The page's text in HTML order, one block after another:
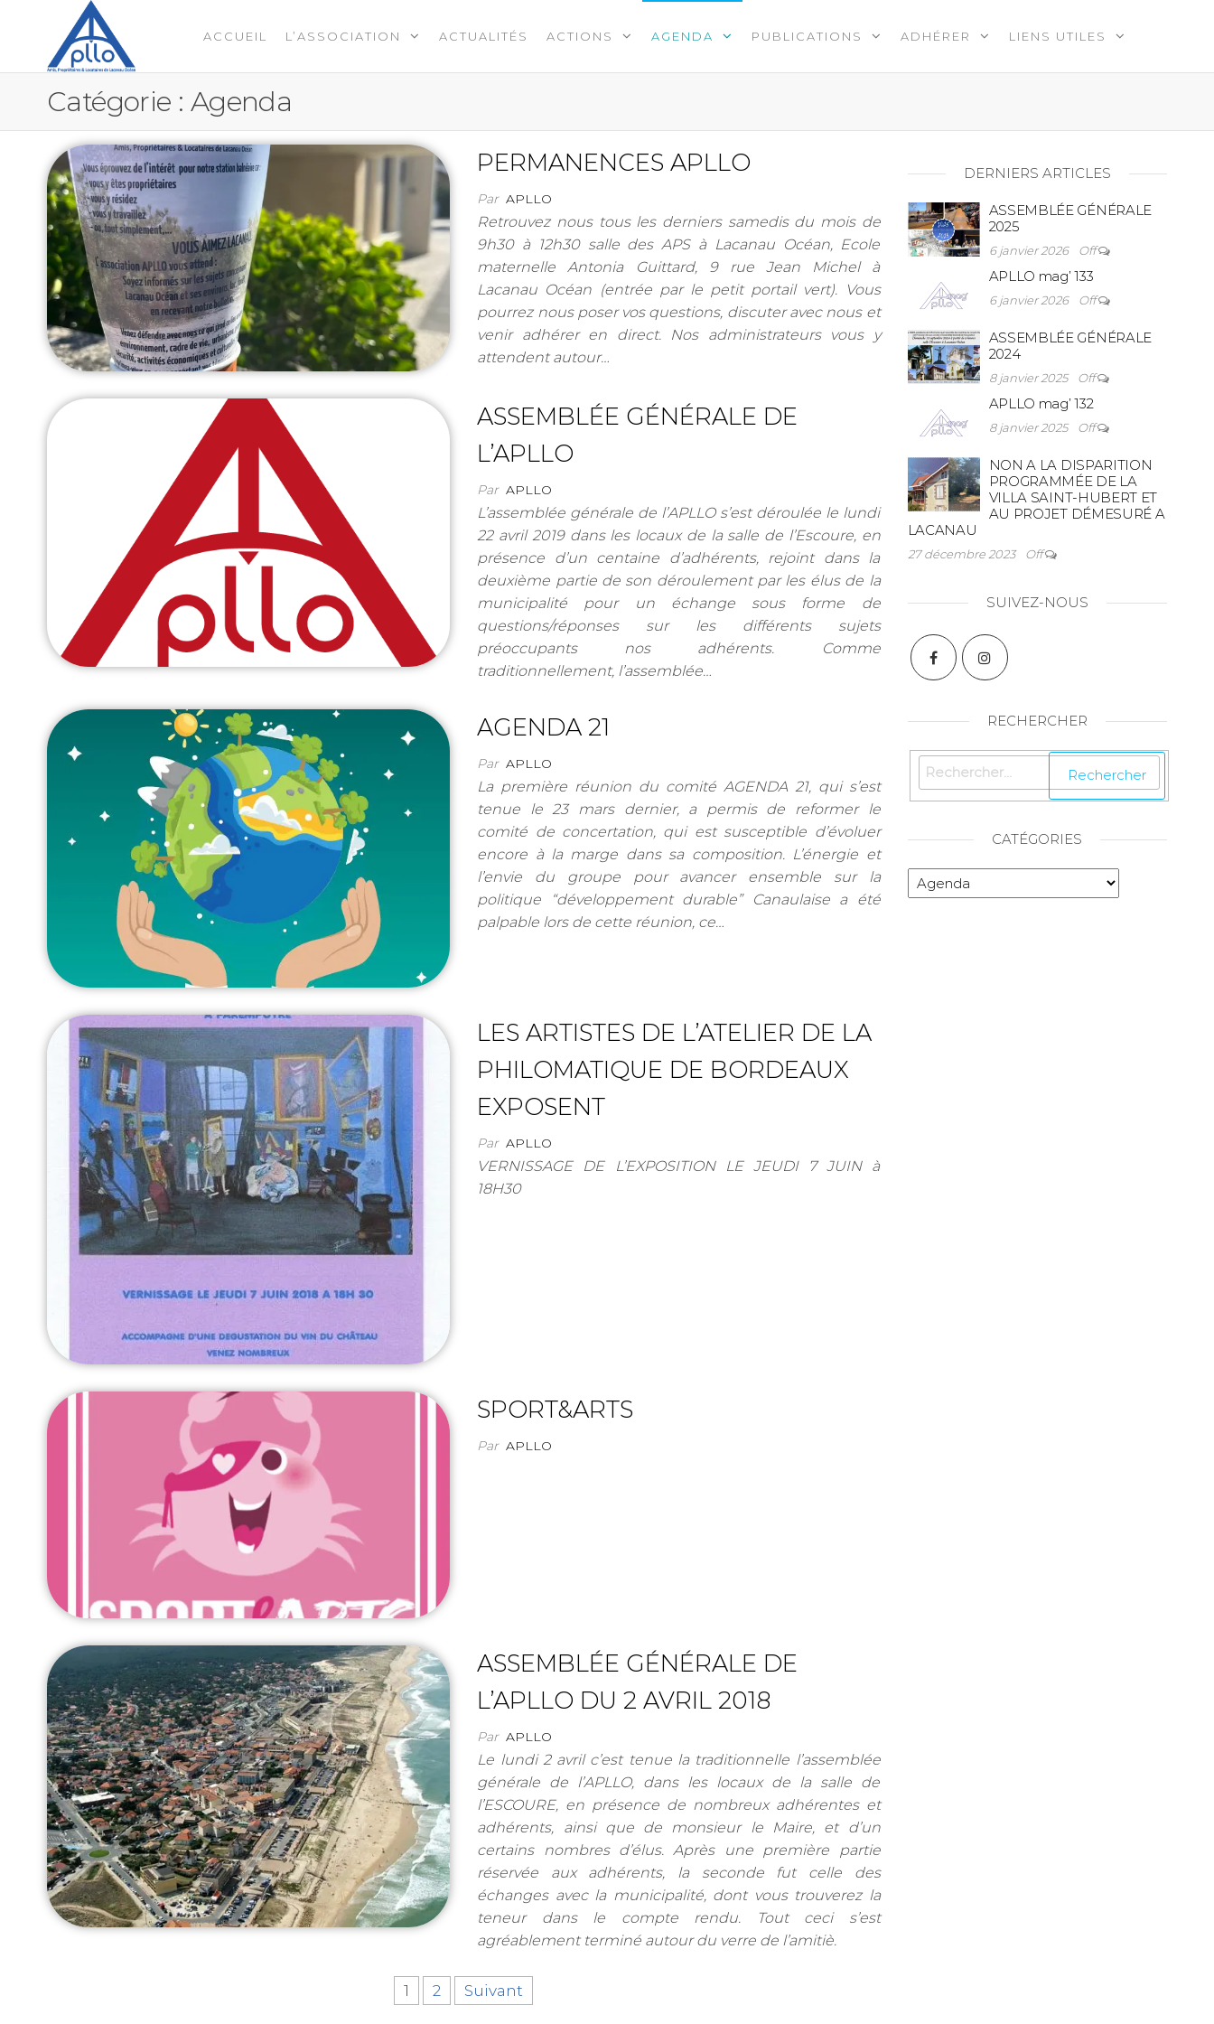
APLLO
ACCUEIL L’ASSOCIATION ACTUALITÉS ACTIONS AGENDA PUBLICATIONS ADHÉRER LIENS UTILES
Catégorie : Agenda
PERMANENCES APLLO
Par APLLO
Retrouvez nous tous les derniers samedis du mois de
9h30 à 12h30 salle des APS à Lacanau Océan, Ecole
maternelle Antonia Guittard, 9 rue Jean Michel à
Lacanau Océan (entrée par le petit portail vert). Vous
pourrez nous poser vos questions, discuter avec nous et
venir adhérer en direct. Nos administrateurs vous y
attendent autour…
ASSEMBLÉE GÉNÉRALE DE
L’APLLO
Par APLLO
L’assemblée générale de l’APLLO s’est déroulée le lundi
22 avril 2019 dans les locaux de la salle de l’Escoure, en
présence d’un centaine d’adhérents, rejoint dans la
deuxième partie de son déroulement par les élus de la
municipalité pour un échange sous forme de
questions/réponses sur les différents sujets
préoccupants nos adhérents. Comme
traditionnellement, l’assemblée…
AGENDA 21
Par APLLO
La première réunion du comité AGENDA 21, qui s’est
tenue le 23 mars dernier, a permis de reformer le
comité de concertation, qui est susceptible d’évoluer
encore à la marge dans sa composition. L’énergie et
l’envie du groupe pour avancer ensemble sur la
politique “développement durable” Canaulaise a été
palpable lors de cette réunion, ce…
LES ARTISTES DE L’ATELIER DE LA
PHILOMATIQUE DE BORDEAUX
EXPOSENT
Par APLLO
VERNISSAGE DE L’EXPOSITION LE JEUDI 7 JUIN à
18H30
SPORT&ARTS
Par APLLO
ASSEMBLÉE GÉNÉRALE DE
L’APLLO DU 2 AVRIL 2018
Par APLLO
Le lundi 2 avril c’est tenue la traditionnelle l’assemblée
générale de l’APLLO, dans les locaux de la salle de
l’ESCOURE, en présence de nombreux adhérentes et
adhérents, ainsi que de monsieur le Maire, et d’un
certains nombres d’élus. Après une première partie
réservée aux adhérents, la seconde fut celle des
échanges avec la municipalité, dont vous trouverez la
teneur dans le compte rendu. Tout ceci s’est
agréablement terminé autour du verre de l’amitiè.
1 2 Suivant
DERNIERS ARTICLES
ASSEMBLÉE GÉNÉRALE
2025
6 janvier 2026 Off
APLLO mag’ 133
6 janvier 2026 Off
ASSEMBLÉE GÉNÉRALE
2024
8 janvier 2025 Off
APLLO mag’ 132
8 janvier 2025 Off
NON A LA DISPARITION
PROGRAMMÉE DE LA
VILLA SAINT-HUBERT ET
AU PROJET DÉMESURÉ A
LACANAU
27 décembre 2023 Off
SUIVEZ-NOUS
RECHERCHER
CATÉGORIES